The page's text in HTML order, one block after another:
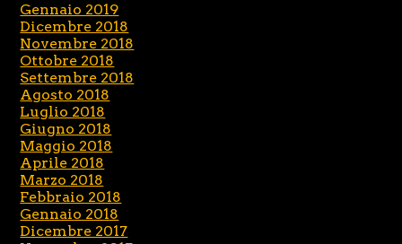
Gennaio 2019
Dicembre 2018
Novembre 2018
Ottobre 2018
Settembre 2018
Agosto 2018
Luglio 2018
Giugno 2018
Maggio 2018
Aprile 2018
Marzo 2018
Febbraio 2018
Gennaio 2018
Dicembre 2017